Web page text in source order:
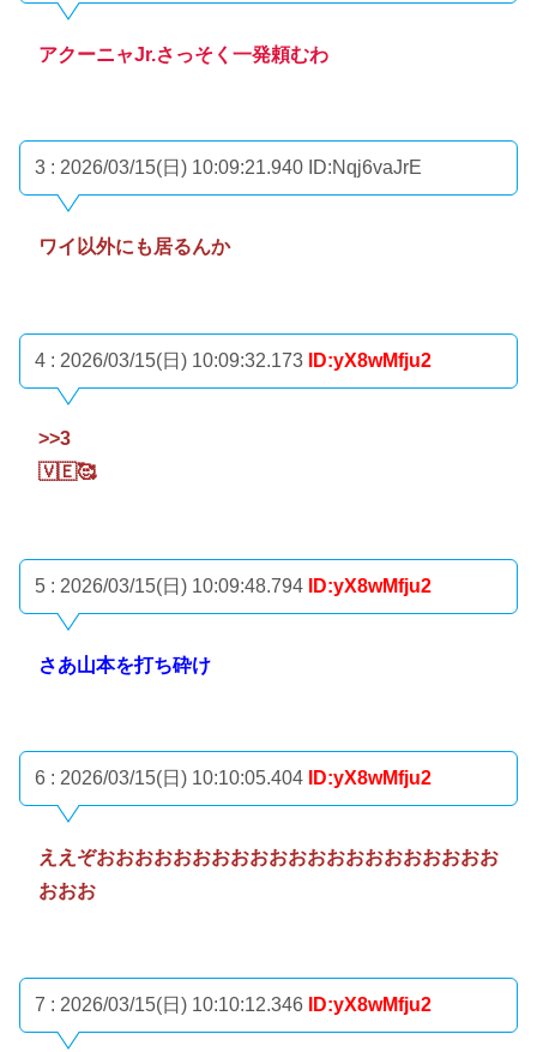
アクーニャJr.さっそく一発頼むわ
3 : 2026/03/15(日) 10:09:21.940 ID:Nqj6vaJrE
ワイ以外にも居るんか
4 : 2026/03/15(日) 10:09:32.173 ID:yX8wMfju2
>>3
🇻🇪🥰
5 : 2026/03/15(日) 10:09:48.794 ID:yX8wMfju2
さあ山本を打ち砕け
6 : 2026/03/15(日) 10:10:05.404 ID:yX8wMfju2
ええぞおおおおおおおおおおおおおおおおおおおおお
おおお
7 : 2026/03/15(日) 10:10:12.346 ID:yX8wMfju2